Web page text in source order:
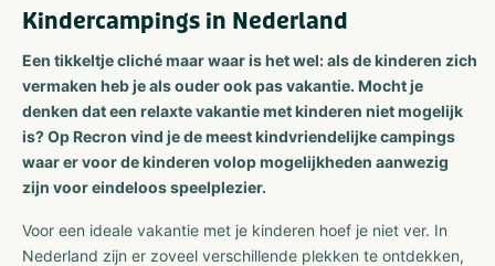
Kindercampings in Nederland
Een tikkeltje cliché maar waar is het wel: als de kinderen zich
vermaken heb je als ouder ook pas vakantie. Mocht je
denken dat een relaxte vakantie met kinderen niet mogelijk
is? Op Recron vind je de meest kindvriendelijke campings
waar er voor de kinderen volop mogelijkheden aanwezig
zijn voor eindeloos speelplezier.
Voor een ideale vakantie met je kinderen hoef je niet ver. In
Nederland zijn er zoveel verschillende plekken te ontdekken,